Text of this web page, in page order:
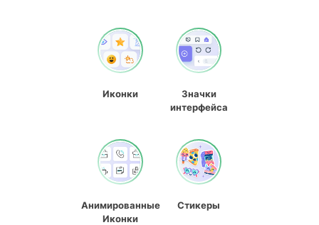
Иконки
Значки
интерфейса
Анимированные
Иконки
Стикеры